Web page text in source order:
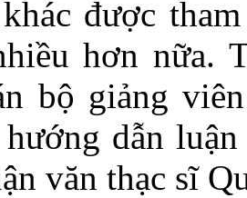
được
hơn nữa.
bộ giảng
dẫn
văn thạc sĩ